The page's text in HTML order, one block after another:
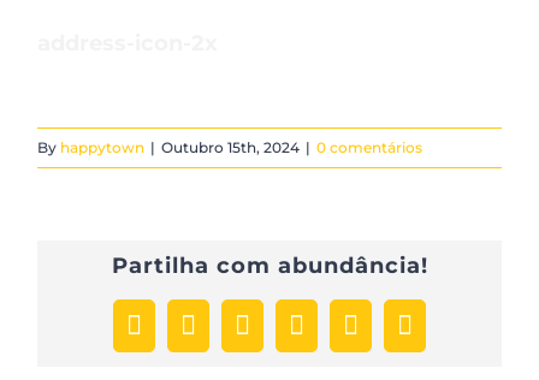
By happytown | Outubro 15th, 2024 | 0 comentários
Partilha com abundância!
Facebook
X LinkedInWhatsApp
PinterestEmail
(necessário